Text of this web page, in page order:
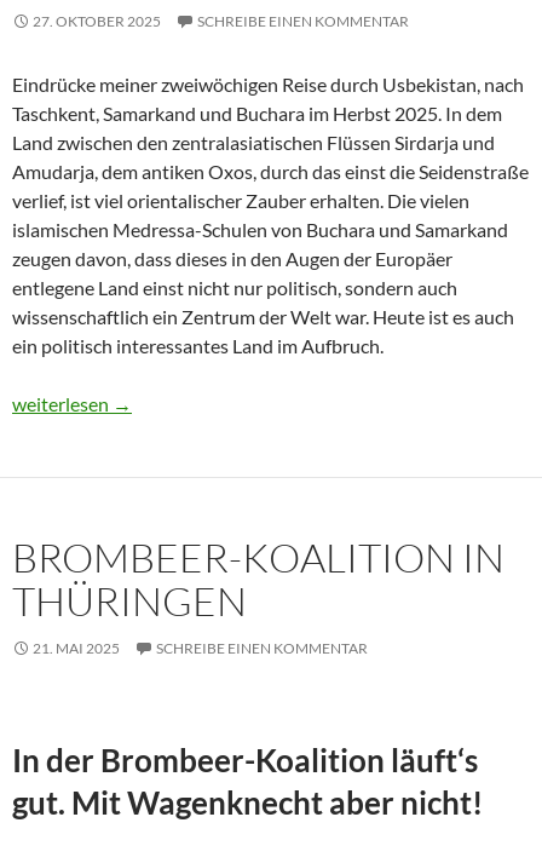
27. OKTOBER 2025 SCHREIBE EINEN KOMMENTAR
Eindrücke meiner zweiwöchigen Reise durch Usbekistan, nach
Taschkent, Samarkand und Buchara im Herbst 2025. In dem
Land zwischen den zentralasiatischen Flüssen Sirdarja und
Amudarja, dem antiken Oxos, durch das einst die Seidenstraße
verlief, ist viel orientalischer Zauber erhalten. Die vielen
islamischen Medressa-Schulen von Buchara und Samarkand
zeugen davon, dass dieses in den Augen der Europäer
entlegene Land einst nicht nur politisch, sondern auch
wissenschaftlich ein Zentrum der Welt war. Heute ist es auch
ein politisch interessantes Land im Aufbruch.
Usbekistan 2025: Unterwegs in einem Land im Aufbruch
weiterlesen →
BROMBEER-KOALITION IN
THÜRINGEN
21. MAI 2025 SCHREIBE EINEN KOMMENTAR
In der Brombeer-Koalition läuft‘s
gut. Mit Wagenknecht aber nicht!